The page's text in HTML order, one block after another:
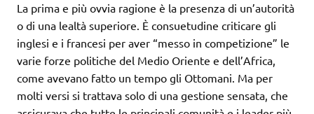
La prima e più ovvia ragione è la presenza di un’autorità
o di una lealtà superiore. È consuetudine criticare gli
inglesi e i francesi per aver “messo in competizione” le
varie forze politiche del Medio Oriente e dell’Africa,
come avevano fatto un tempo gli Ottomani. Ma per
molti versi si trattava solo di una gestione sensata, che